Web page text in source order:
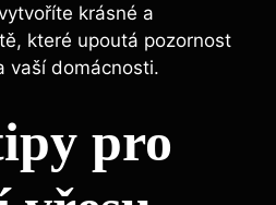
krásné a
které upoutá pozornost
vaší domácnosti.
pro